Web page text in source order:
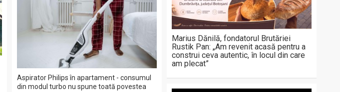
Aspirator Philips în apartament - consumul
din modul turbo nu spune toată povestea
Marius Dănilă, fondatorul Brutăriei
Rustik Pan: „Am revenit acasă pentru a
construi ceva autentic, în locul din care
am plecat”